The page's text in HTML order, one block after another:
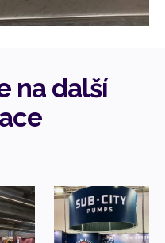
na další